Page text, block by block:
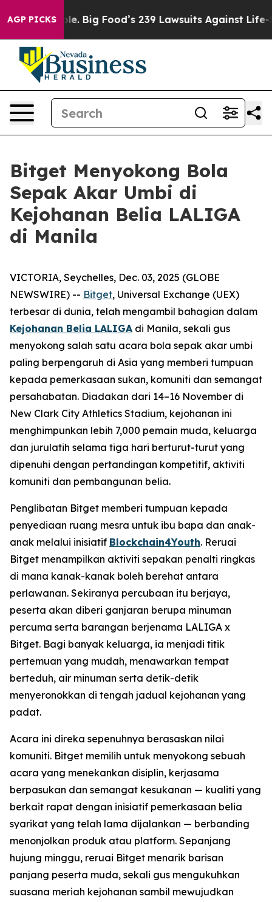
AGP PICKS
People. Big Food’s 239 Lawsuits Against Life-
Bitget Menyokong Bola
Sepak Akar Umbi di
Kejohanan Belia LALIGA
di Manila
VICTORIA, Seychelles, Dec. 03, 2025 (GLOBE
NEWSWIRE) -- Bitget, Universal Exchange (UEX)
terbesar di dunia, telah mengambil bahagian dalam
Kejohanan Belia LALIGA di Manila, sekali gus
menyokong salah satu acara bola sepak akar umbi
paling berpengaruh di Asia yang memberi tumpuan
kepada pemerkasaan sukan, komuniti dan semangat
persahabatan. Diadakan dari 14–16 November di
New Clark City Athletics Stadium, kejohanan ini
menghimpunkan lebih 7,000 pemain muda, keluarga
dan jurulatih selama tiga hari berturut-turut yang
dipenuhi dengan pertandingan kompetitif, aktiviti
komuniti dan pembangunan belia.
Penglibatan Bitget memberi tumpuan kepada
penyediaan ruang mesra untuk ibu bapa dan anak-
anak melalui inisiatif Blockchain4Youth. Reruai
Bitget menampilkan aktiviti sepakan penalti ringkas
di mana kanak-kanak boleh berehat antara
perlawanan. Sekiranya percubaan itu berjaya,
peserta akan diberi ganjaran berupa minuman
percuma serta barangan berjenama LALIGA x
Bitget. Bagi banyak keluarga, ia menjadi titik
pertemuan yang mudah, menawarkan tempat
berteduh, air minuman serta detik-detik
menyeronokkan di tengah jadual kejohanan yang
padat.
Acara ini direka sepenuhnya berasaskan nilai
komuniti. Bitget memilih untuk menyokong sebuah
acara yang menekankan disiplin, kerjasama
berpasukan dan semangat kesukanan — kualiti yang
berkait rapat dengan inisiatif pemerkasaan belia
syarikat yang telah lama dijalankan — berbanding
menonjolkan produk atau platform. Sepanjang
hujung minggu, reruai Bitget menarik barisan
panjang peserta muda, sekali gus mengukuhkan
suasana meriah kejohanan sambil mewujudkan